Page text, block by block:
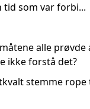
tid som var forbi...
alle
ikke forstå det?
stemme